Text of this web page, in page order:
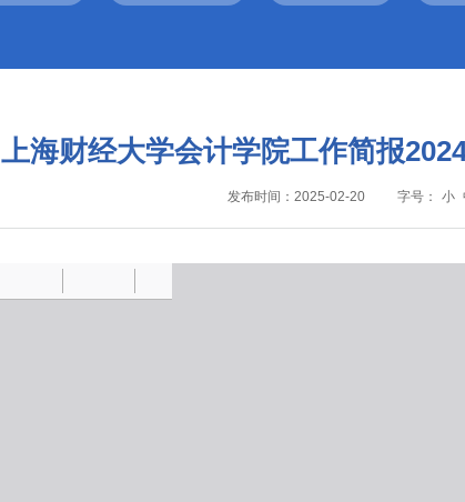
上海财经大学会计学院工作简报
发布时间：2025-02-20 字号： 小